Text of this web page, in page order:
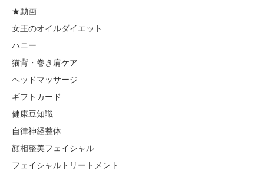
★動画
女王のオイルダイエット
ハニー
猫背・巻き肩ケア
ヘッドマッサージ
ギフトカード
健康豆知識
自律神経整体
顔相整美フェイシャル
フェイシャルトリートメント